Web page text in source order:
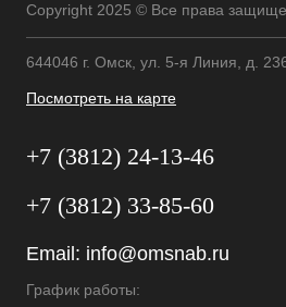
Copyright 2025 © Все права
644046 г. Омск, ул. 5-я Линия, д.
Посмотреть на карте
+7 (3812) 24-13-46
+7 (3812) 33-85-60
Email: info@omsnab.ru
График работы: